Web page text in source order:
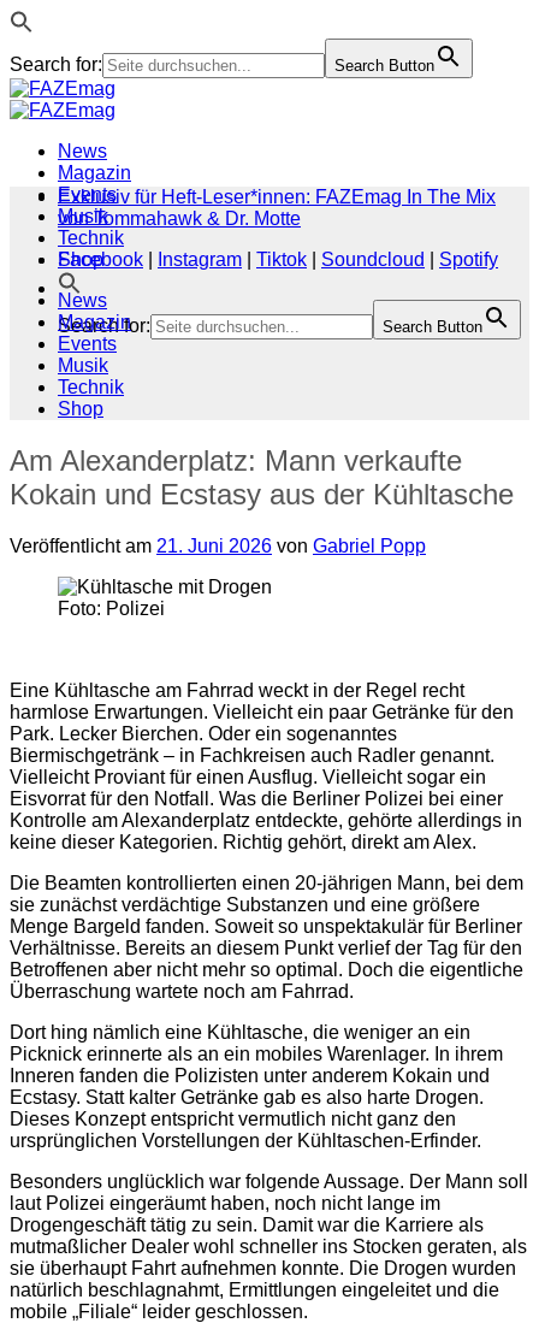
Search for: Search Button
Zum
Inhalt
News
Magazin
Events
Musik
Technik
Shop
Search for: Search Button
Exklusiv für Heft-Leser*innen: FAZEmag In The Mix
von Tommahawk & Dr. Motte
Facebook
Instagram Tiktok Soundcloud
Spotify
News
Magazin
Events
Musik
Technik
Shop
Am Alexanderplatz: Mann verkaufte
Kokain und Ecstasy aus der Kühltasche
Veröffentlicht am 21. Juni 2026 von Gabriel Popp
Foto: Polizei
Eine Kühltasche am Fahrrad weckt in der Regel recht
harmlose Erwartungen. Vielleicht ein paar Getränke für den
Park. Lecker Bierchen. Oder ein sogenanntes
Biermischgetränk – in Fachkreisen auch Radler genannt.
Vielleicht Proviant für einen Ausflug. Vielleicht sogar ein
Eisvorrat für den Notfall. Was die Berliner Polizei bei einer
Kontrolle am Alexanderplatz entdeckte, gehörte allerdings in
keine dieser Kategorien. Richtig gehört, direkt am Alex.
Die Beamten kontrollierten einen 20-jährigen Mann, bei dem
sie zunächst verdächtige Substanzen und eine größere
Menge Bargeld fanden. Soweit so unspektakulär für Berliner
Verhältnisse. Bereits an diesem Punkt verlief der Tag für den
Betroffenen aber nicht mehr so optimal. Doch die eigentliche
Überraschung wartete noch am Fahrrad.
Dort hing nämlich eine Kühltasche, die weniger an ein
Picknick erinnerte als an ein mobiles Warenlager. In ihrem
Inneren fanden die Polizisten unter anderem Kokain und
Ecstasy. Statt kalter Getränke gab es also harte Drogen.
Dieses Konzept entspricht vermutlich nicht ganz den
ursprünglichen Vorstellungen der Kühltaschen-Erfinder.
Besonders unglücklich war folgende Aussage. Der Mann soll
laut Polizei eingeräumt haben, noch nicht lange im
Drogengeschäft tätig zu sein. Damit war die Karriere als
mutmaßlicher Dealer wohl schneller ins Stocken geraten, als
sie überhaupt Fahrt aufnehmen konnte. Die Drogen wurden
natürlich beschlagnahmt, Ermittlungen eingeleitet und die
mobile „Filiale“ leider geschlossen.